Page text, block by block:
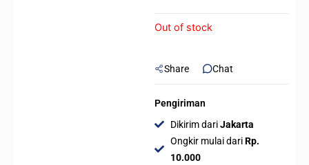
Out of stock
Share Chat
Pengiriman
Dikirim dariJakarta
Ongkir mulai dariRp.
10.000